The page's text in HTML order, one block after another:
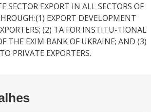
SECTOR EXPORT IN ALL SECTORS OF
EXPORT DEVELOPMENT
(2) TA FOR INSTITU-TIONAL
THE EXIM BANK OF UKRAINE; AND (3)
PRIVATE EXPORTERS.